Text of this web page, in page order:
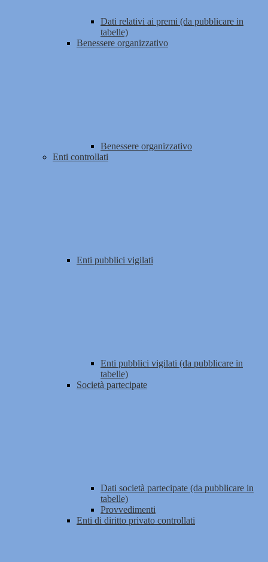
Dati relativi ai premi (da pubblicare in
tabelle)
Benessere organizzativo
Benessere organizzativo
Enti controllati
Enti pubblici vigilati
Enti pubblici vigilati (da pubblicare in
tabelle)
Società partecipate
Dati società partecipate (da pubblicare in
tabelle)
Provvedimenti
Enti di diritto privato controllati